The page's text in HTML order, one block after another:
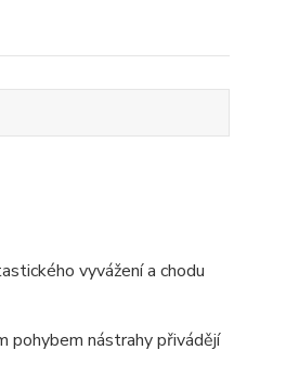
vyvážení a chodu
pohybem nástrahy přivádějí